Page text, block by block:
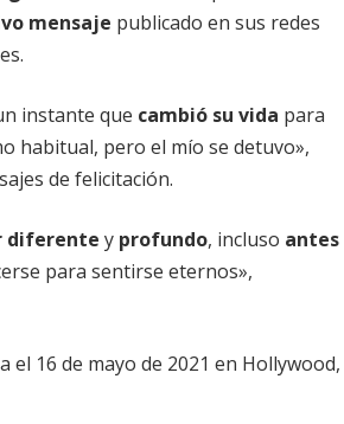
mensaje publicado en sus redes
instante que cambió su vida para
habitual, pero el mío se detuvo»,
de felicitación.
diferente y profundo, incluso antes
para sentirse eternos»,
el 16 de mayo de 2021 en Hollywood,